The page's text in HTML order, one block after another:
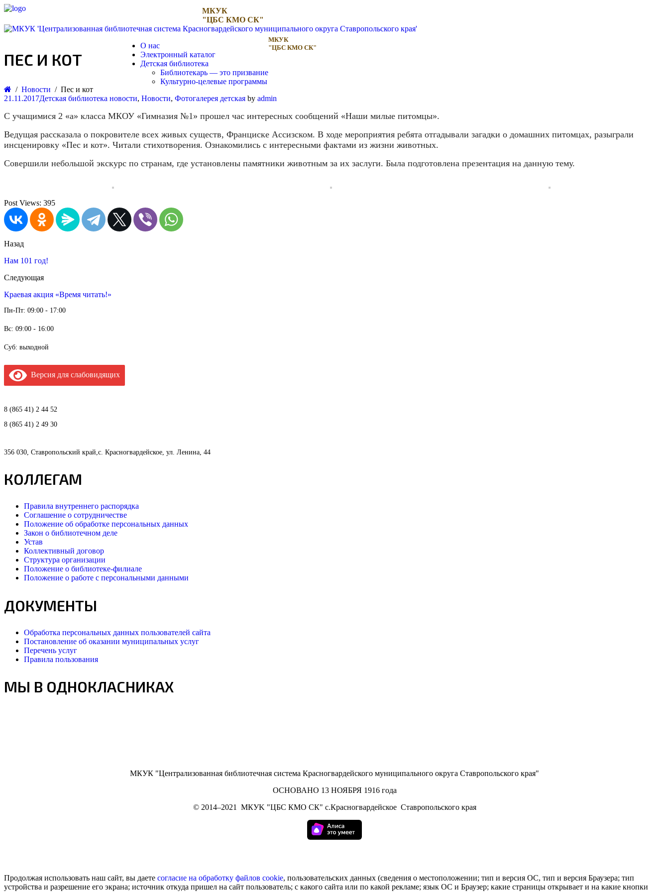
МКУК
"ЦБС КМО СК"
МКУК
"ЦБС КМО СК"
О нас
Электронный каталог
Детская библиотека
Библиотекарь — это призвание
Культурно-целевые программы
ПЕС И КОТ
Новости
Пес и кот
21.11.2017Детская библиотека новости, Новости, Фотогалерея детская by admin
С учащимися 2 «а» класса МКОУ «Гимназия №1» прошел час интересных сообщений «Наши милые питомцы».
Ведущая рассказала о покровителе всех живых существ, Франциске Ассизском. В ходе мероприятия ребята отгадывали загадки о домашних питомцах, разыграли
инсценировку «Пес и кот». Читали стихотворения. Ознакомились с интересными фактами из жизни животных.
Совершили небольшой экскурс по странам, где установлены памятники животным за их заслуги. Была подготовлена презентация на данную тему.
Post Views: 395
Назад
Нам 101 год!
Следующая
Краевая акция «Время читать!»
Пн-Пт: 09:00 - 17:00
Вс: 09:00 - 16:00
Суб: выходной
Версия для слабовидящих
8 (865 41) 2 44 52
8 (865 41) 2 49 30
356 030, Ставропольский край,с. Красногвардейское, ул. Ленина, 44
КОЛЛЕГАМ
Правила внутреннего распорядка
Соглашение о сотрудничестве
Положение об обработке персональных данных
Закон о библиотечном деле
Устав
Коллективный договор
Структура организации
Положение о библиотеке-филиале
Положение о работе с персональными данными
ДОКУМЕНТЫ
Обработка персональных данных пользователей сайта
Постановление об оказании муниципальных услуг
Перечень услуг
Правила пользования
МЫ В ОДНОКЛАСНИКАХ
МКУК "Централизованная библиотечная система Красногвардейского муниципального округа Ставропольского края"
ОСНОВАНО 13 НОЯБРЯ 1916 года
© 2014–2021 МКУK "ЦБС КМО СК" с.Красногвардейское Ставропольского края
Продолжая использовать наш сайт, вы даете согласие на обработку файлов cookie, пользовательских данных (сведения о местоположении; тип и версия ОС, тип и версия Браузера; тип
устройства и разрешение его экрана; источник откуда пришел на сайт пользователь; с какого сайта или по какой рекламе; язык ОС и Браузер; какие страницы открывает и на какие кнопки